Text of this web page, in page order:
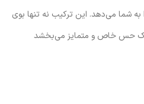
شما می‌دهد. این ترکیب نه تنها بوی
یک حس خاص و متمایز می‌بخشد